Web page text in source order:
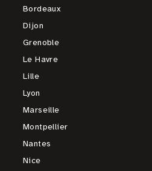
Bordeaux
Dijon
Grenoble
Le Havre
Lille
Lyon
Marseille
Montpellier
Nantes
Nice